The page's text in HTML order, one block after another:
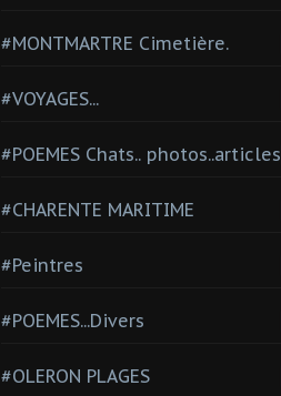
#MONTMARTRE Cimetière.
#VOYAGES...
#POEMES Chats.. photos..articles
#CHARENTE MARITIME
#Peintres
#POEMES...Divers
#OLERON PLAGES